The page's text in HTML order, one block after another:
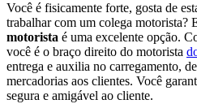
Você é fisicamente forte, gosta de
trabalhar com um colega motorista?
motorista é uma excelente opção.
você é o braço direito do motorista
entrega e auxilia no carregamento,
mercadorias aos clientes. Você
segura e amigável ao cliente.